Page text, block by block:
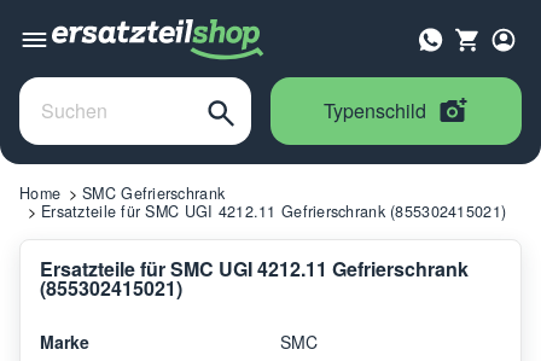
Typenschild
Home
SMC Gefrierschrank
Ersatzteile für SMC UGI 4212.11 Gefrierschrank (855302415021)
Ersatzteile für SMC UGI 4212.11 Gefrierschrank
(855302415021)
Marke SMC